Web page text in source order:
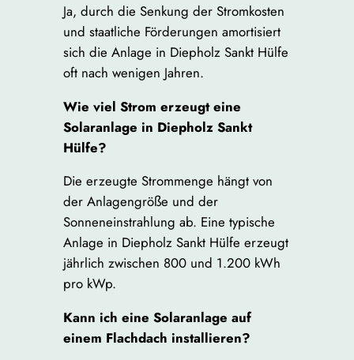
Ja, durch die Senkung der Stromkosten
und staatliche Förderungen amortisiert
sich die Anlage in Diepholz Sankt Hülfe
oft nach wenigen Jahren.
Wie viel Strom erzeugt eine
Solaranlage in Diepholz Sankt
Hülfe?
Die erzeugte Strommenge hängt von
der Anlagengröße und der
Sonneneinstrahlung ab. Eine typische
Anlage in Diepholz Sankt Hülfe erzeugt
jährlich zwischen 800 und 1.200 kWh
pro kWp.
Kann ich eine Solaranlage auf
einem Flachdach installieren?